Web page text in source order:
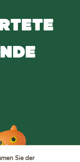
Sie der